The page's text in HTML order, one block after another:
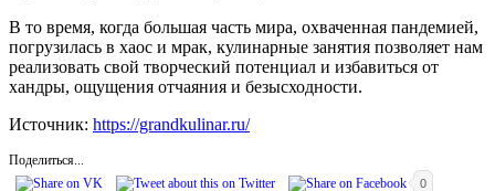
В то время, когда большая часть мира, охваченная пандемией,
погрузилась в хаос и мрак, кулинарные занятия позволяет нам
реализовать свой творческий потенциал и избавиться от
хандры, ощущения отчаяния и безысходности.
Источник: https://grandkulinar.ru/
Поделиться...
0